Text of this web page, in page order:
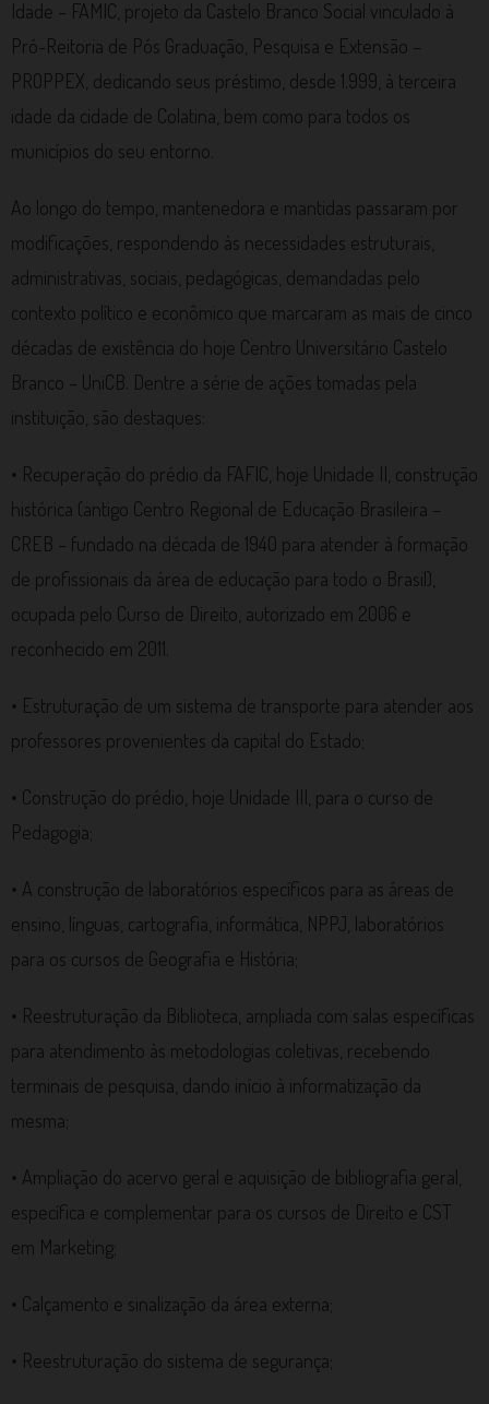
Idade – FAMIC, projeto da Castelo Branco Social vinculado à
Pró-Reitoria de Pós Graduação, Pesquisa e Extensão –
PROPPEX, dedicando seus préstimo, desde 1.999, à terceira
idade da cidade de Colatina, bem como para todos os
municípios do seu entorno.
Ao longo do tempo, mantenedora e mantidas passaram por
modificações, respondendo às necessidades estruturais,
administrativas, sociais, pedagógicas, demandadas pelo
contexto político e econômico que marcaram as mais de cinco
décadas de existência do hoje Centro Universitário Castelo
Branco – UniCB. Dentre a série de ações tomadas pela
instituição, são destaques:
• Recuperação do prédio da FAFIC, hoje Unidade II, construção
histórica (antigo Centro Regional de Educação Brasileira –
CREB – fundado na década de 1940 para atender à formação
de profissionais da área de educação para todo o Brasil),
ocupada pelo Curso de Direito, autorizado em 2006 e
reconhecido em 2011.
• Estruturação de um sistema de transporte para atender aos
professores provenientes da capital do Estado;
• Construção do prédio, hoje Unidade III, para o curso de
Pedagogia;
• A construção de laboratórios específicos para as áreas de
ensino, línguas, cartografia, informática, NPPJ, laboratórios
para os cursos de Geografia e História;
• Reestruturação da Biblioteca, ampliada com salas específicas
para atendimento às metodologias coletivas, recebendo
terminais de pesquisa, dando início à informatização da
mesma;
• Ampliação do acervo geral e aquisição de bibliografia geral,
específica e complementar para os cursos de Direito e CST
em Marketing;
• Calçamento e sinalização da área externa;
• Reestruturação do sistema de segurança;